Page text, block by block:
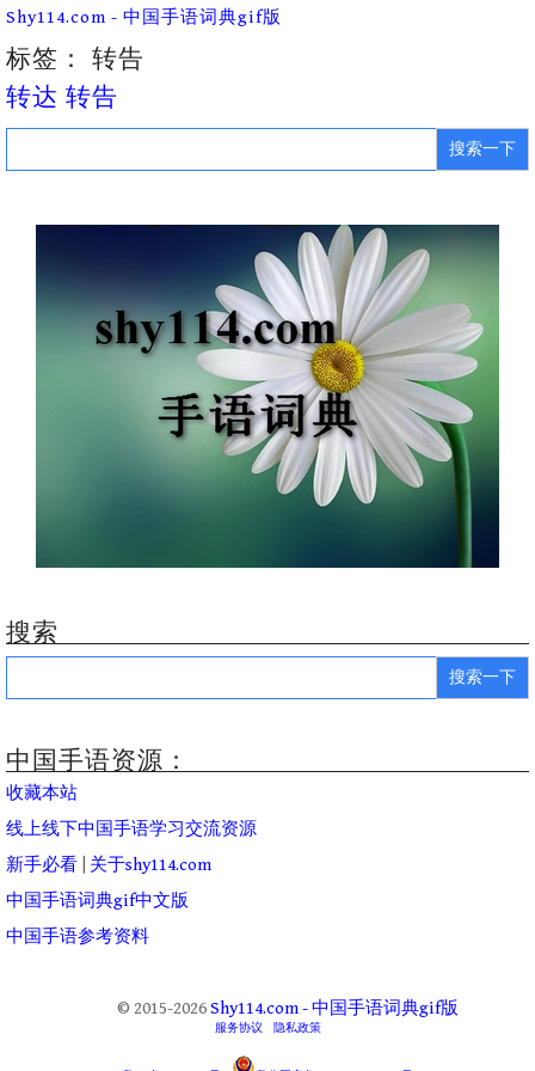
Skip
content
Shy114.com - 中国手语词典gif版
标签： 转告
转达 转告
Search
搜索
Search
中国手语资源：
收藏本站
线上线下中国手语学习交流资源
新手必看
关于shy114.com
中国手语词典gif中文版
中国手语参考资料
© 2015-2026Shy114.com - 中国手语词典gif版
服务协议 隐私政策